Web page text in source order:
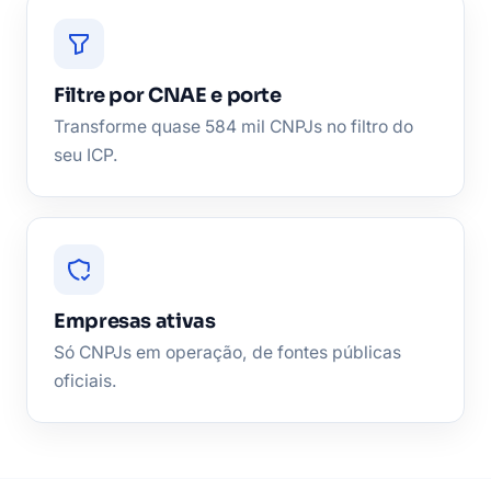
Filtre por CNAE e porte
Transforme quase 584 mil CNPJs no filtro do
seu ICP.
Empresas ativas
Só CNPJs em operação, de fontes públicas
oficiais.